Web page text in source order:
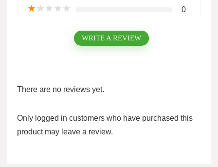
★★★★★ 0
WRITE A REVIEW
There are no reviews yet.
Only logged in customers who have purchased this
product may leave a review.